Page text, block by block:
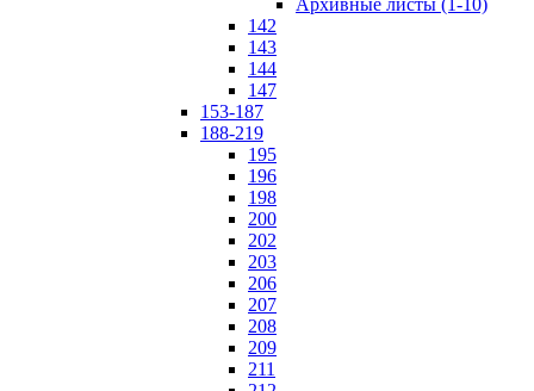
Архивные листы (1-10)
142
143
144
147
153-187
188-219
195
196
198
200
202
203
206
207
208
209
211